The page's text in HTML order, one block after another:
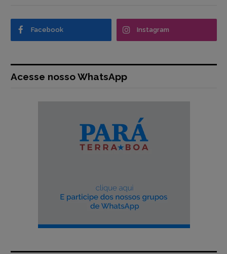
Facebook Instagram
Acesse nosso WhatsApp